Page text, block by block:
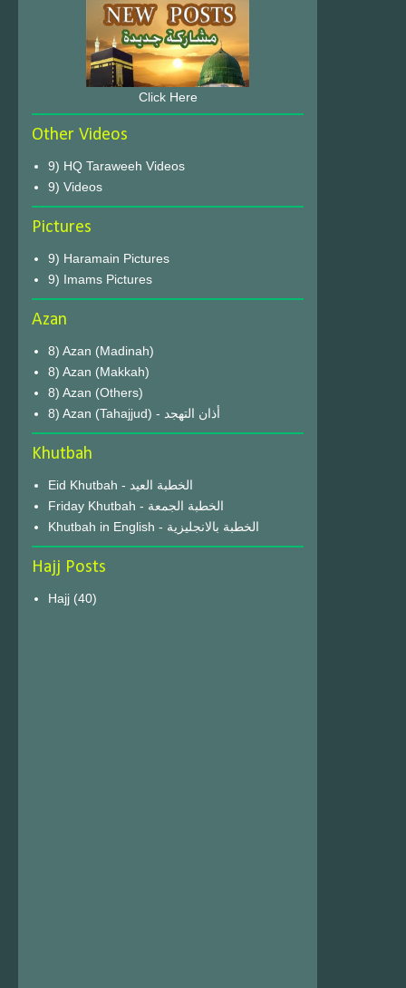
Click Here
Other Videos
9) HQ Taraweeh Videos
9) Videos
Pictures
9) Haramain Pictures
9) Imams Pictures
Azan
8) Azan (Madinah)
8) Azan (Makkah)
8) Azan (Others)
8) Azan (Tahajjud) - أذان التهجد
Khutbah
Eid Khutbah - الخطبة العيد
Friday Khutbah - الخطبة الجمعة
Khutbah in English - الخطبة بالانجليزية
Hajj Posts
Hajj (40)